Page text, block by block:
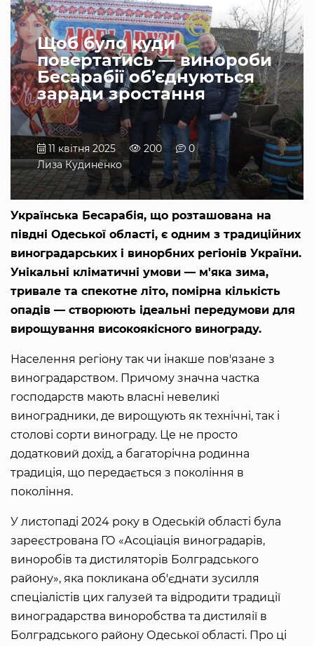
Щоб було куди
повертатись — винороби
Бесарабії об’єднуються
заради зростання
11 квітня 2025 200
0
Лиза Кудиненко
Українська Бесарабія, що розташована на
півдні Одеської області, є одним з традиційних
виноградарських і винорбних регіонів України.
Унікальні кліматичні умови — м'яка зима,
тривале та спекотне літо, помірна кількість
опадів — створюють ідеальні передумови для
вирощування високоякісного винограду.
Населення регіону так чи інакше пов'язане з
виноградарством. Причому значна частка
господарств мають власні невеликі
виноградники, де вирощують як технічні, так і
столові сорти винограду. Це не просто
додатковий дохід, а багаторічна родинна
традиція, що передається з покоління в
покоління.
У листопаді 2024 року в Одеській області була
зареєстрована ГО «Асоціація виноградарів,
виноробів та дистиляторів Болградського
району», яка покликана об'єднати зусилля
спеціалістів цих галузей та відродити традиції
виноградарства виноробства та дистиляії в
Болградського району Одеської області. Про ці